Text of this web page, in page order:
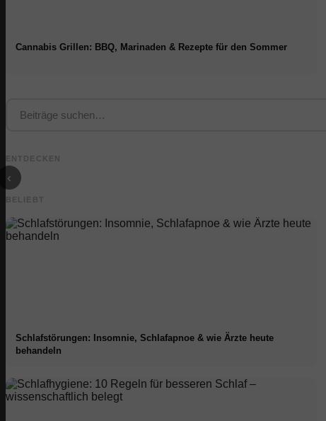
Cannabis Grillen: BBQ, Marinaden & Rezepte für den Sommer
ENTDECKEN
‹
Online Marketing
BELIEBT
Schlafstörungen: Insomnie, Schlafapnoe & wie Ärzte heute
behandeln